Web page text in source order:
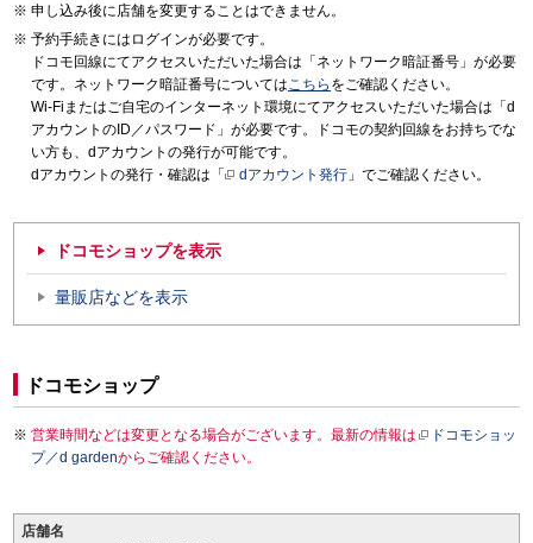
申し込み後に店舗を変更することはできません。
予約手続きにはログインが必要です。
ドコモ回線にてアクセスいただいた場合は「ネットワーク暗証番号」が必要
です。ネットワーク暗証番号についてはこちら をご確認ください。
Wi-Fiまたはご自宅のインターネット環境にてアクセスいただいた場合は「d
アカウントのID／パスワード」が必要です。ドコモの契約回線をお持ちでな
い方も、dアカウントの発行が可能です。
dアカウントの発行・確認は「
dアカウント発行 」でご確認ください。
ドコモショップを表示
量販店などを表示
ドコモショップ
営業時間などは変更となる場合がございます。最新の情報は
ドコモショッ
プ／d gardenからご確認ください。
店舗名